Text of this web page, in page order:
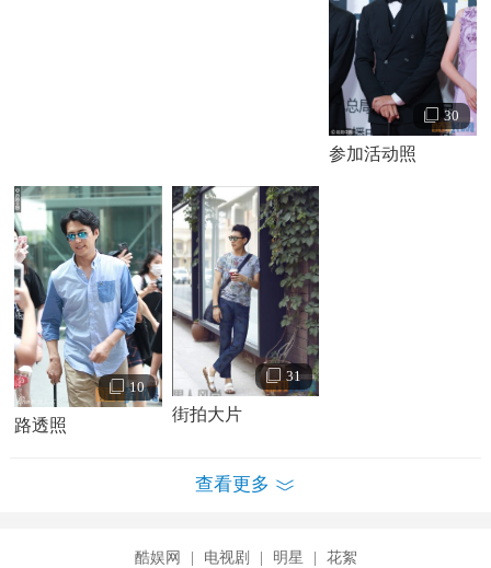
30
参加活动照
10
路透照
31
街拍大片
查看更多
酷娱网 电视剧 明星 花絮